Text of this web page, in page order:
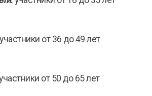
от 36 до 49 лет
от 50 до 65 лет